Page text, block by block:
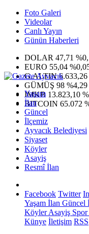
Foto Galeri
Videolar
Canlı Yayın
Günün Haberleri
DOLAR 47,71
EURO 55,04
G.ALTIN6.633,26
GÜMÜŞ 98 %4,29
IMKB 13.823,10
BITCOIN 65.072
Yaşam
İlan
Güncel
İlçemiz
Ayvacık Belediyesi
Siyaset
Köyler
Asayiş
Resmî İlan
Facebook Twitter
Yaşam İlan Güncel
KöylerAsayiş Spor
Künye İletişim RSS